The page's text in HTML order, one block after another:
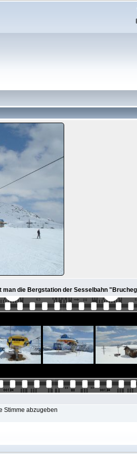
die Bergstation der Sesselbahn
Stimme abzugeben